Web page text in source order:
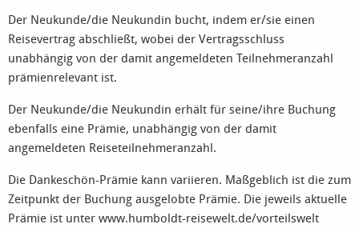
Der Neukunde/die Neukundin bucht, indem er/sie einen
Reisevertrag abschließt, wobei der Vertragsschluss
unabhängig von der damit angemeldeten Teilnehmeranzahl
prämienrelevant ist.
Der Neukunde/die Neukundin erhält für seine/ihre Buchung
ebenfalls eine Prämie, unabhängig von der damit
angemeldeten Reiseteilnehmeranzahl.
Die Dankeschön-Prämie kann variieren. Maßgeblich ist die zum
Zeitpunkt der Buchung ausgelobte Prämie. Die jeweils aktuelle
Prämie ist unter www.humboldt-reisewelt.de/vorteilswelt